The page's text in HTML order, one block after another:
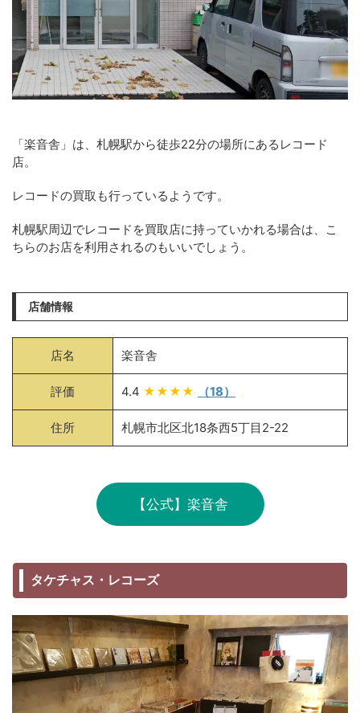
「楽音舎」は、札幌駅から徒歩22分の場所にあるレコード
店。
レコードの買取も行っているようです。
札幌駅周辺でレコードを買取店に持っていかれる場合は、こ
ちらのお店を利用されるのもいいでしょう。
店舗情報
店名 楽音舎
評価 4.4 ★★★★ （18）
住所 札幌市北区北18条西5丁目2-22
【公式】楽音舎
タケチャス・レコーズ